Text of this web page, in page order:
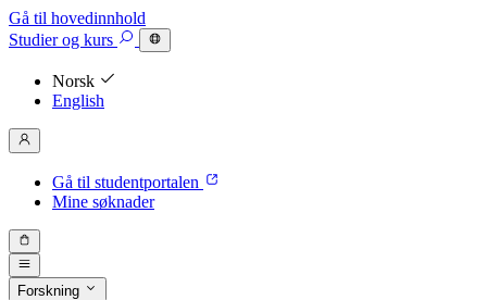
Gå til hovedinnhold
Studierog kurs
Norsk
English
Gå til studentportalen
Mine søknader
Forskning